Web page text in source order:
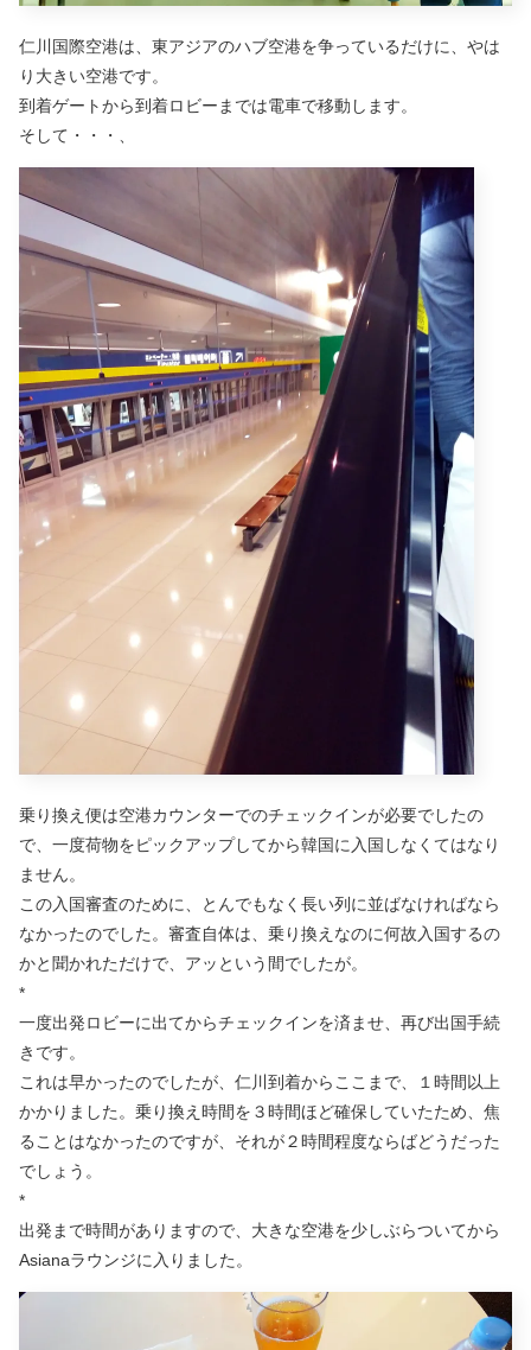
仁川国際空港は、東アジアのハブ空港を争っているだけに、やは
り大きい空港です。
到着ゲートから到着ロビーまでは電車で移動します。
そして・・・、
乗り換え便は空港カウンターでのチェックインが必要でしたの
で、一度荷物をピックアップしてから韓国に入国しなくてはなり
ません。
この入国審査のために、とんでもなく長い列に並ばなければなら
なかったのでした。審査自体は、乗り換えなのに何故入国するの
かと聞かれただけで、アッという間でしたが。
*
一度出発ロビーに出てからチェックインを済ませ、再び出国手続
きです。
これは早かったのでしたが、仁川到着からここまで、１時間以上
かかりました。乗り換え時間を３時間ほど確保していたため、焦
ることはなかったのですが、それが２時間程度ならばどうだった
でしょう。
*
出発まで時間がありますので、大きな空港を少しぶらついてから
Asianaラウンジに入りました。